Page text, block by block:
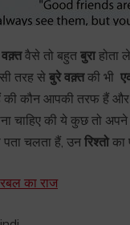
वैसे तो बहुत बुराहोता
तरह सेबुरे वक़्तकी भी
कौन आपकी तरफ हैं और
चाहिए की ये कुछ तो
चलता हैं, उन रिश्तोका
का राज